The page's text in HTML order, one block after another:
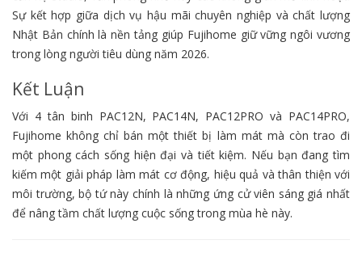
Sự kết hợp giữa dịch vụ hậu mãi chuyên nghiệp và chất lượng
Nhật Bản chính là nền tảng giúp Fujihome giữ vững ngôi vương
trong lòng người tiêu dùng năm 2026.
Kết Luận
Với 4 tân binh PAC12N, PAC14N, PAC12PRO và PAC14PRO,
Fujihome không chỉ bán một thiết bị làm mát mà còn trao đi
một phong cách sống hiện đại và tiết kiệm. Nếu bạn đang tìm
kiếm một giải pháp làm mát cơ động, hiệu quả và thân thiện với
môi trường, bộ tứ này chính là những ứng cử viên sáng giá nhất
để nâng tầm chất lượng cuộc sống trong mùa hè này.